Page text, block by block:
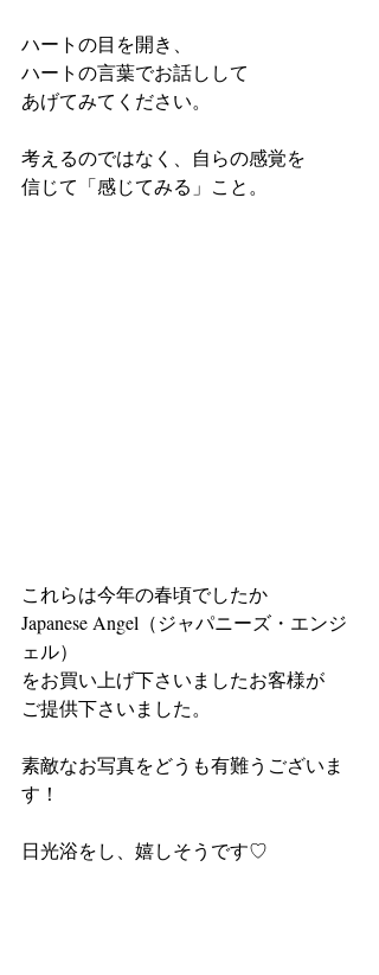
ハートの目を開き、
ハートの言葉でお話しして
あげてみてください。
考えるのではなく、自らの感覚を
信じて「感じてみる」こと。
これらは今年の春頃でしたか
Japanese Angel（ジャパニーズ・エンジ
ェル）
をお買い上げ下さいましたお客様が
ご提供下さいました。
素敵なお写真をどうも有難うございま
す！
日光浴をし、嬉しそうです♡